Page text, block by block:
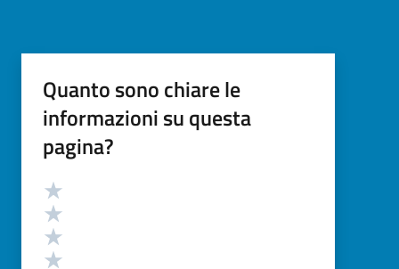
Quanto sono chiare le
informazioni su questa
pagina?
Valutazione